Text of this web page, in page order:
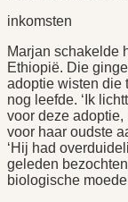
inkomsten
Marjan schakelde
Ethiopië. Die
adoptie wisten die
nog leefde. ‘Ik
voor deze adoptie,
voor haar oudste
‘Hij had
geleden
biologische